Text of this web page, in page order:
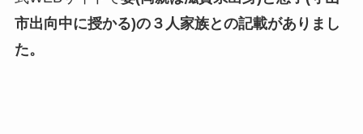
市出向中に授かる)の３人家族との記載がありまし
た。